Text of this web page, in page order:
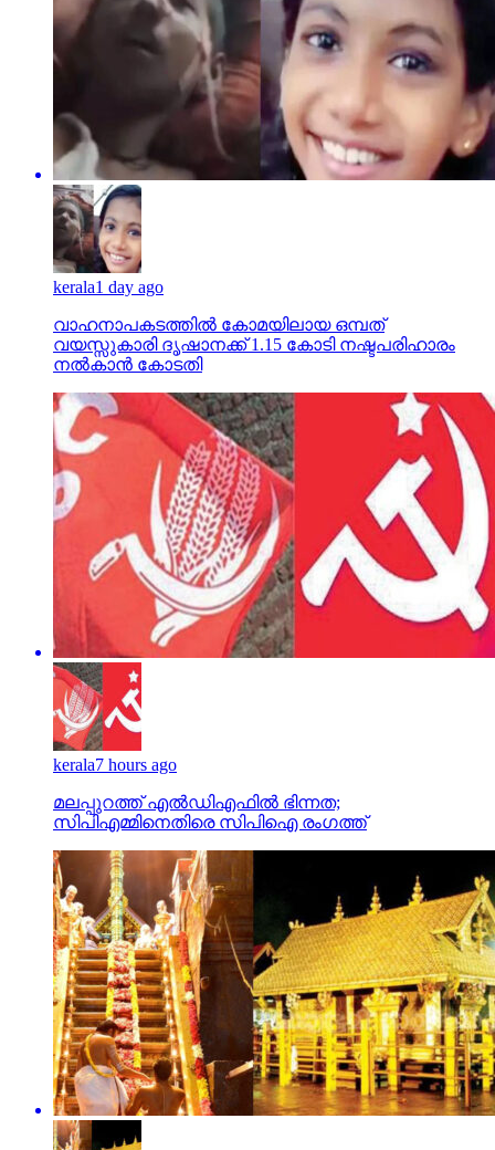
kerala1 day ago
വാഹനാപകടത്തില്‍ കോമയിലായ ഒമ്പത്
വയസ്സുകാരി ദൃഷാനക്ക് 1.15 കോടി നഷ്ടപരിഹാരം
നല്‍കാന്‍ കോടതി
kerala7 hours ago
മലപ്പുറത്ത് എല്‍ഡിഎഫില്‍ ഭിന്നത;
സിപിഎമ്മിനെതിരെ സിപിഐ രംഗത്ത്